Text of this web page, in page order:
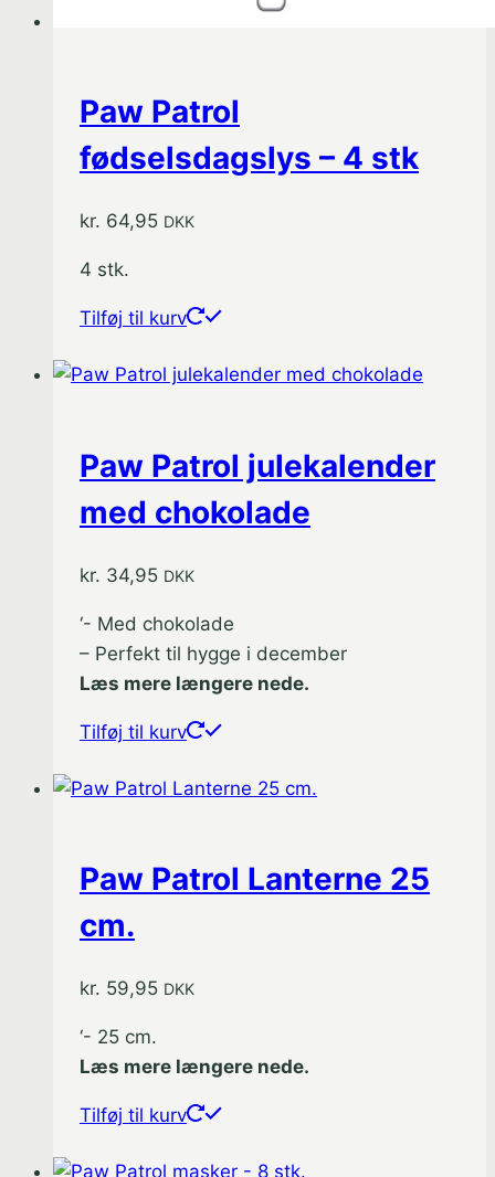
Paw Patrol
fødselsdagslys – 4 stk
kr. 64,95 DKK
4 stk.
Tilføj til kurv
Paw Patrol julekalender
med chokolade
kr. 34,95 DKK
‘- Med chokolade
– Perfekt til hygge i december
Læs mere længere nede.
Tilføj til kurv
Paw Patrol Lanterne 25
cm.
kr. 59,95 DKK
‘- 25 cm.
Læs mere længere nede.
Tilføj til kurv